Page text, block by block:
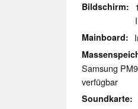
Bildschirm
Mainboard
Samsung
verfügbar
Soundkarte